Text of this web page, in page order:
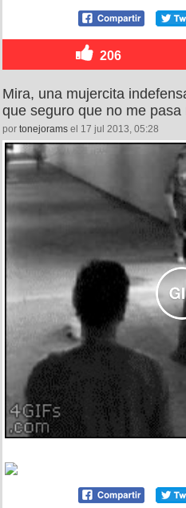
206
Mira, una mujercita
que seguro que no me pasa
por tonejorams el 17 jul 2013, 05:28